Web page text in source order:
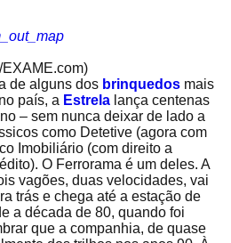
EXAME.com)
de alguns dos brinquedos mais
país, a Estrela lança centenas
– sem nunca deixar de lado a
como Detetive (agora com
Imobiliário (com direito a
O Ferrorama é um deles. A
vagões, duas velocidades, vai
trás e chega até a estação de
a década de 80, quando foi
que a companhia, de quase